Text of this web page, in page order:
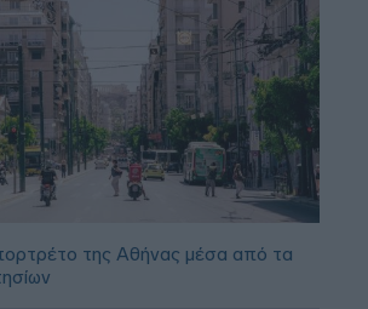
της Αθήνας μέσα από τα